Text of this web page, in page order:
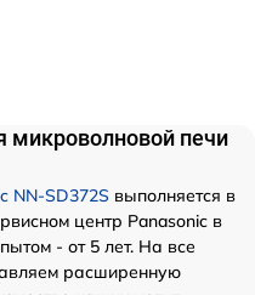
микроволновой печи
NN-SD372S выполняется в
центр Panasonic в
- от 5 лет. На все
расширенную